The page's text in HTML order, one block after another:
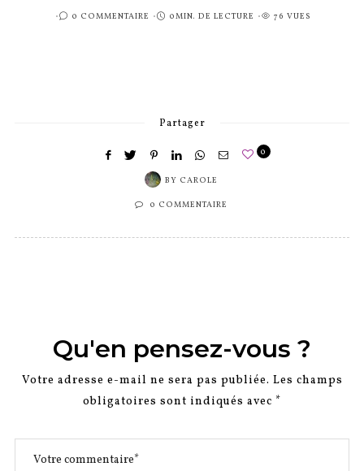
PUBLIÉ0 COMMENTAIRE 0MIN. DE LECTURE 76 VUES
Partager
BY CAROLE
0
0 COMMENTAIRE
Qu'en pensez-vous ?
Votre adresse e-mail ne sera pas publiée. Les champs
obligatoires sont indiqués avec *